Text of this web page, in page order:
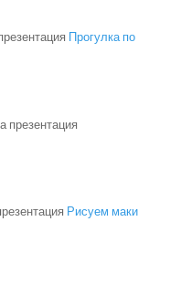
Прогулка по
презентация
Рисуем маки